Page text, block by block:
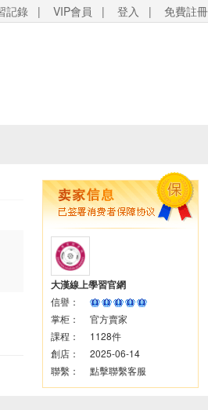
記錄 | VIP會員 | 登入 | 免費註冊
大漢線上學習官網
信譽：
掌柜：
官方賣家
課程：
1128件
創店：
2025-06-14
聯繫：
點擊聯繫客服